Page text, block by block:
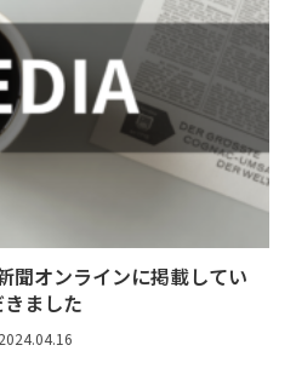
聞オンラインに掲載してい
ました
2024.04.16